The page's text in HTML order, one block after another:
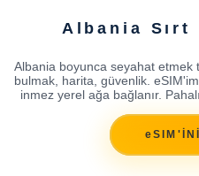
Albania Sırt
Albania boyunca seyahat etmek
bulmak, harita, güvenlik.
inmez yerel ağa bağlanır.